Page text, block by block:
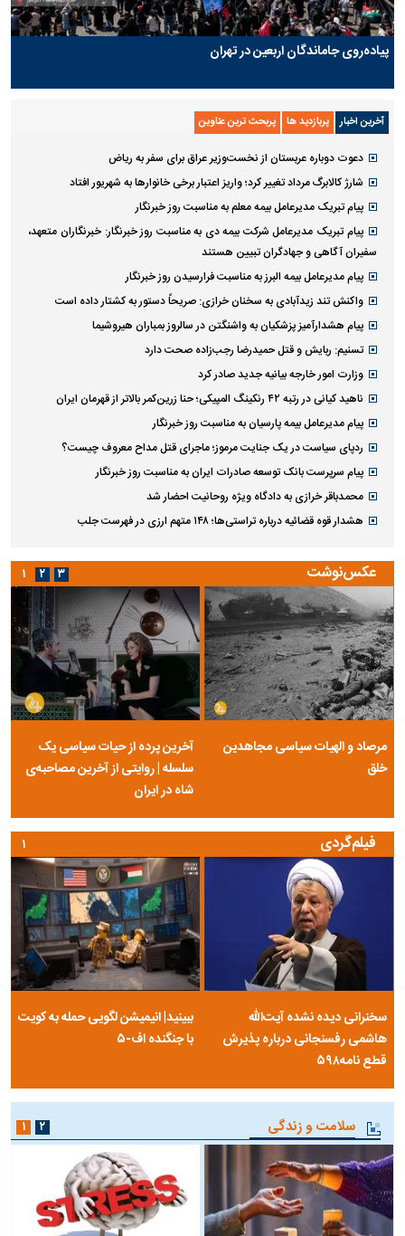
پیاده‌روی جاماندگان اربعین در تهران
آخرین اخبار پربازدید ها پربحث ترین عناوین
دعوت دوباره عربستان از نخست‌وزیر عراق برای سفر به ریاض
شارژ کالابرگ مرداد تغییر کرد؛ واریز اعتبار برخی خانوار‌ها به شهریور افتاد
پیام تبریک مدیرعامل بیمه معلم به مناسبت روز خبرنگار
پیام تبریک مدیرعامل شرکت بیمه دی به مناسبت روز خبرنگار: خبرنگاران متعهد،
سفیران آگاهی و جهادگران تبیین هستند
پیام مدیرعامل بیمه البرز به مناسبت فرارسیدن روز خبرنگار
واکنش تند زیدآبادی به سخنان خرازی: صریحاً دستور به کشتار داده است
پیام هشدارآمیز پزشکیان به واشنگتن در سالروز بمباران هیروشیما
تسنیم: ربایش و قتل حمیدرضا رجب‌زاده صحت دارد
وزارت امور خارجه بیانیه جدید صادر کرد
ناهید کیانی در رتبه ۴۲ رنکینگ المپیکی؛ حنا زرین‌کمر بالاتر از قهرمان ایران
پیام مدیرعامل بیمه پارسیان به مناسبت روز خبرنگار
ردپای سیاست در یک جنایت مرموز؛ ماجرای قتل مداح معروف چیست؟
پیام سرپرست بانک توسعه صادرات ایران به مناسبت روز خبرنگار
محمدباقر خرازی به دادگاه ویژه روحانیت احضار شد
هشدار قوه قضائیه درباره تراستی‌ها؛ ۱۴۸ متهم ارزی در فهرست جلب
عکس‌نوشت
مرصاد و الهیات سیاسی مجاهدین
خلق
آخرین پرده از حیات سیاسی یک
سلسله | روایتی از آخرین مصاحبه‌ی
شاه در ایران
۱ ۲ ۳
فیلم‌گردی
سخنرانی دیده نشده آیت‌الله
هاشمی رفسنجانی درباره پذیرش
قطع نامه۵۹۸
ببینید| انیمیشن لگویی حمله به کویت
با جنگنده اف-۵
۱
سلامت و زندگی ۱ ۲